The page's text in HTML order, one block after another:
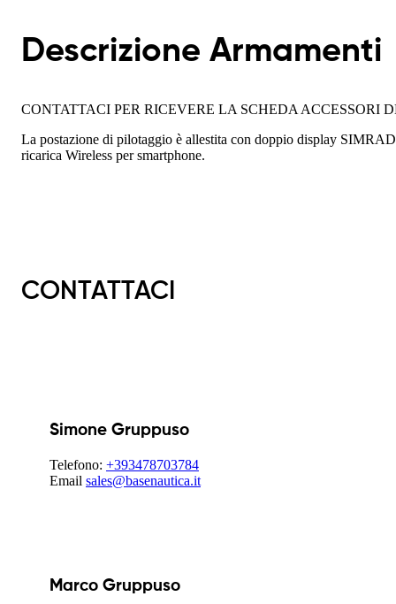
Descrizione Armamenti
CONTATTACI PER RICEVERE LA SCHEDA ACCESSORI
La postazione di pilotaggio è allestita con doppio display
ricarica Wireless per smartphone.
CONTATTACI
Simone Gruppuso
Telefono: +393478703784
Email sales@basenautica.it
Marco Gruppuso